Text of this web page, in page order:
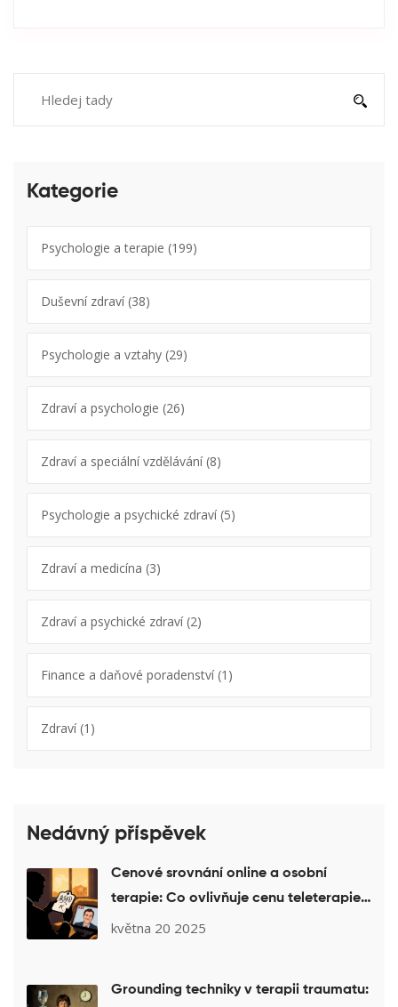
Kategorie
Psychologie a terapie (199)
Duševní zdraví(38)
Psychologie a vztahy (29)
Zdraví a psychologie (26)
Zdraví a speciální vzdělávání(8)
Psychologie a psychické zdraví(5)
Zdraví a medicína (3)
Zdraví a psychické zdraví(2)
Finance a daňové poradenství(1)
Zdraví(1)
Nedávný příspěvek
Cenové srovnání online a osobní
terapie: Co ovlivňuje cenu teleterapie
v roce 2025
května 20 2025
Grounding techniky v terapii traumatu: